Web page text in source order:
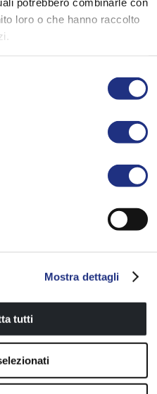
loro o che hanno raccolto
Mostra dettagli
tutti
Tettuccio con soffione doccia